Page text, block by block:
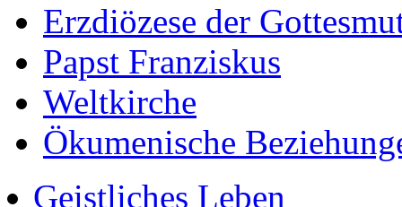
Erzdiözese der
Papst Franziskus
Weltkirche
Ökumenische
Geistliches Leben